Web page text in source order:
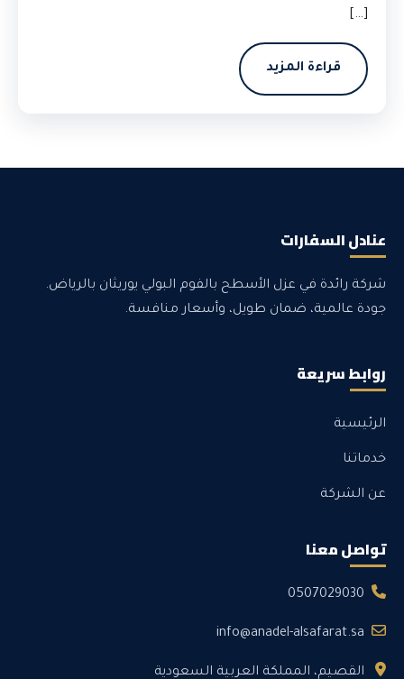
[…]
قراءة المزيد
عنادل السفارات
شركة رائدة في عزل الأسطح بالفوم البولي يوريثان بالرياض.
جودة عالمية، ضمان طويل، وأسعار منافسة.
روابط سريعة
الرئيسية
خدماتنا
عن الشركة
تواصل معنا
0507029030
القصيم، المملكة العربية السعودية